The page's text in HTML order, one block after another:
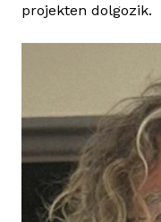
projekten dolgozik.